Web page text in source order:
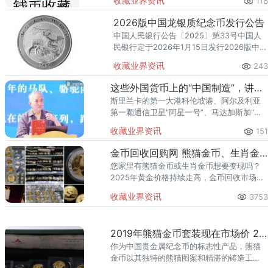
质纪念币1枚，银质纪念币1枚，均为中华人
民共和国法定货币。
2026版中国龙银质纪念币发行公告
中国人民银行公告〔2025〕第33号中国人
民银行定于2026年1月15日发行2026版中国
民共和国法定货币。一、纪念币图案（一）
正面图案。该银
收藏业界资讯 243
这些外国货币上的“中国制造”，讲述“一带一路”中国故事
斯里兰卡的第一大港科伦坡港、阿尔及利亚
第一颗通信卫星“阿星一号”、马达加斯加“杂
来越多的共建国家发行了带有中国元素的法
定流通货币。202
收藏业界资讯 151
金币回收回购网 熊猫金币、生肖金币最新回收价
您家里有熊猫金币或生肖金币想要变现吗？
2025年黄金价格持续走高，金币回收市场行
23,500-25,000元/枚，1克生肖金币二手交
收藏业界资讯 3753
2019年熊猫金币套装现在市场价 2019年熊猫金币回收价格
作为中国贵金属纪念币的标志性产品，熊猫
金币以其独特的熊猫图案和精湛的铸造工